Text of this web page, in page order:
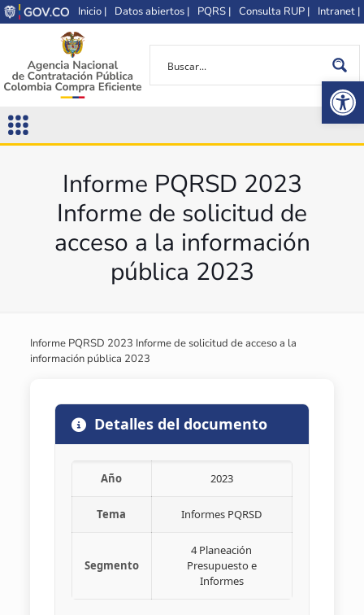
Inicio | Datos abiertos | PQRS | Consulta RUP | Intranet |
Informe PQRSD 2023
Informe de solicitud de
acceso a la información
pública 2023
Informe PQRSD 2023 Informe de solicitud de acceso a la
información pública 2023
Detalles del documento
Año 2023
Tema Informes PQRSD
Segmento
4 Planeación
Presupuesto e
Informes